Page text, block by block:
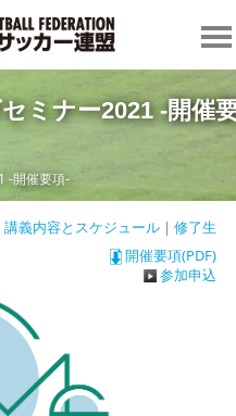
ミナー2021 -開催
-開催要項-
講義内容とスケジュール| 修了生
開催要項(PDF)
参加申込